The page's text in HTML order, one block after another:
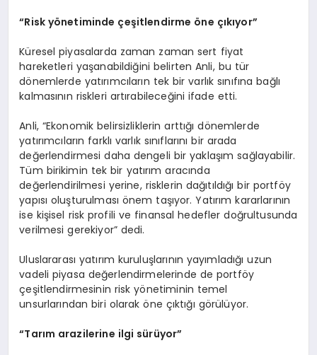
“Risk yönetiminde çeşitlendirme öne çıkıyor”
Küresel piyasalarda zaman zaman sert fiyat
hareketleri yaşanabildiğini belirten Anli, bu tür
dönemlerde yatırımcıların tek bir varlık sınıfına bağlı
kalmasının riskleri artırabileceğini ifade etti.
Anli, “Ekonomik belirsizliklerin arttığı dönemlerde
yatırımcıların farklı varlık sınıflarını bir arada
değerlendirmesi daha dengeli bir yaklaşım sağlayabilir.
Tüm birikimin tek bir yatırım aracında
değerlendirilmesi yerine, risklerin dağıtıldığı bir portföy
yapısı oluşturulması önem taşıyor. Yatırım kararlarının
ise kişisel risk profili ve finansal hedefler doğrultusunda
verilmesi gerekiyor” dedi.
Uluslararası yatırım kuruluşlarının yayımladığı uzun
vadeli piyasa değerlendirmelerinde de portföy
çeşitlendirmesinin risk yönetiminin temel
unsurlarından biri olarak öne çıktığı görülüyor.
“Tarım arazilerine ilgi sürüyor”